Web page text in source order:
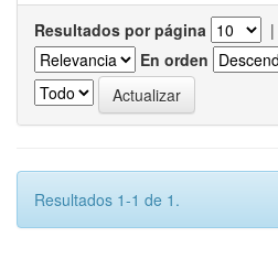
Resultados por página |
En orden
Resultados 1-1 de 1.